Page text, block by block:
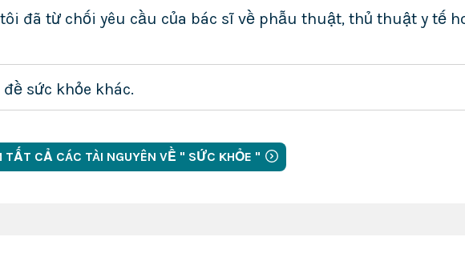
đã từ chối yêu cầu của bác sĩ về phẫu thuật, thủ thuật y tế
sức khỏe khác.
TẤT CẢ CÁC TÀI NGUYÊN VỀ " SỨC KHỎE "